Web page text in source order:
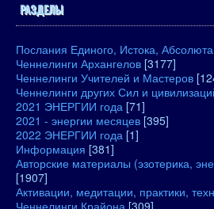
РАЗДЕЛЫ
Послания Единого, Истока, Абсолюта
Ченнелинги Архангелов [3177]
Ченнелинги Учителей и Мастеров
Ченнелинги других Сил и
2021 ЭНЕРГИИ года [71]
2021 - энергии месяцев [395]
2022 ЭНЕРГИИ года [1]
Информация [381]
Авторские материалы (эзотерика,
[1907]
Активации, медитации, практики,
Ченнелинги Крайона [309]